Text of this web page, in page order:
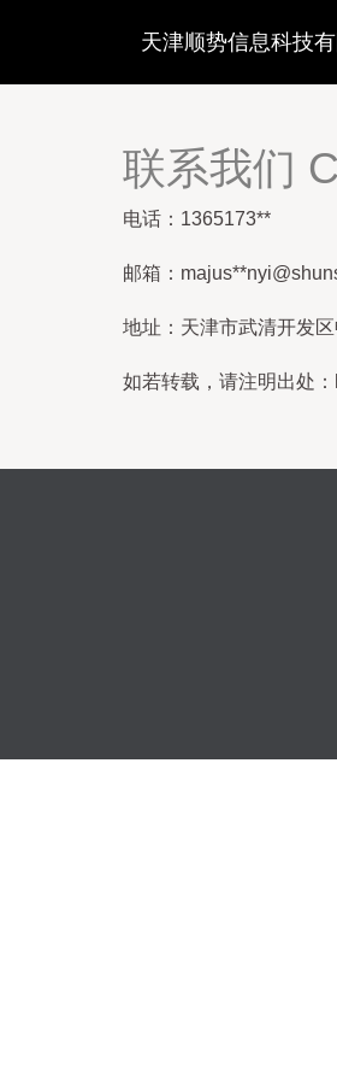
天津顺势信息科技有
联系我们
电话：1365173**
邮箱：majus**
地址：天津市武清开发
如若转载，请注明出处